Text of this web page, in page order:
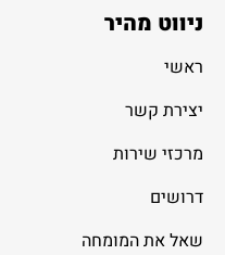
ניווט מהיר
ראשי
יצירת קשר
מרכזי שירות
דרושים
שאל את המומחה